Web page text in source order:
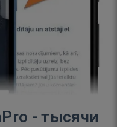
- тысячи